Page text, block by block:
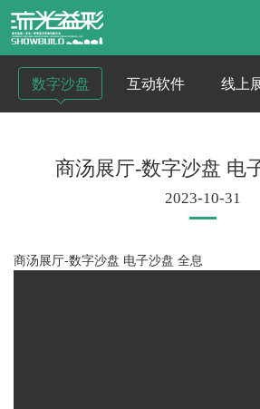
数字沙盘 互动软件 线上
商汤展厅-数字沙盘 电
2023-10-31
商汤展厅-数字沙盘 电子沙盘 全息